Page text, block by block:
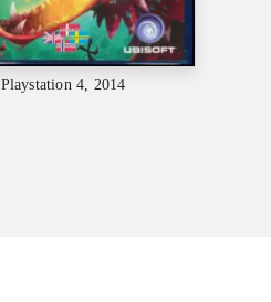
Playstation 4, 2014